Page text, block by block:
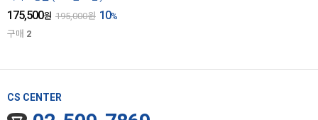
175,500원 195,000원 10%
구매 2
CS CENTER